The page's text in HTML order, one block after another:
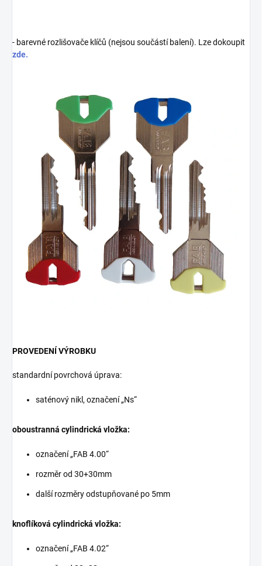
- barevné rozlišovače klíčů (nejsou součástí balení). Lze dokoupit
zde.
PROVEDENÍ VÝROBKU
standardní povrchová úprava:
saténový nikl, označení „Ns“
oboustranná cylindrická vložka:
označení „FAB 4.00“
rozměr od 30+30mm
další rozměry odstupňované po 5mm
knoflíková cylindrická vložka:
označení „FAB 4.02“